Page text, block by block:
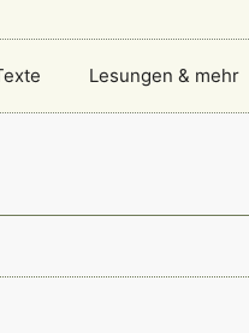
Lesungen & mehr